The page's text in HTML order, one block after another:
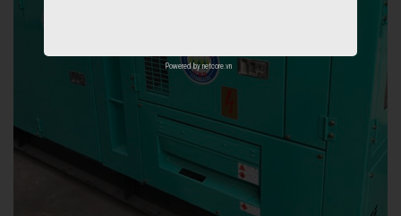
Powered bynetcore.vn